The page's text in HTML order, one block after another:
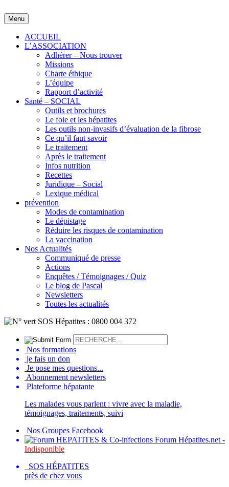
to
content
Menu
ACCUEIL
L’ASSOCIATION
Adhérer – Nous trouver
Missions
Charte éthique
L’équipe
Rapport d’activité
Santé – SOCIAL
Outils et brochures
Le foie et les hépatites
Les outils non-invasifs d’évaluation de la fibrose
Ce qu’il faut savoir
Le traitement
Après le traitement
Infos nutrition
Recettes
Juridique – Social
Lexique médical
prévention
Modes de contamination
Le dépistage
Réduire les risques de contamination
La vaccination
Nos Actualités
Communiqué de presse
Actions
Enquêtes / Témoignages / Quiz
Le blog de Pascal
Newsletters
Toutes les actualités
Nos formations
je fais un don
Je pose mes questions...
Abonnement newsletters
Plateforme hépatante
Les malades vous parlent : vivre avec la maladie,
témoignages, traitements, suivi
Nos Groupes Facebook
Forum Hépatites.net -
Indisponible
SOS HÉPATITES
près de chez vous